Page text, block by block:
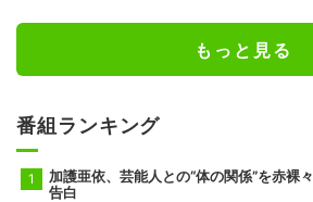
もっと見る
番組ランキング
加護亜依、芸能人との“体の関係”を赤裸々
告白